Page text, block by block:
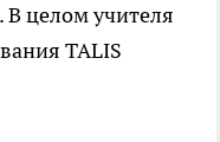
В целом учителя
TALIS